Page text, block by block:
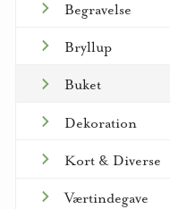
Begravelse
Bryllup
Buket
Dekoration
Kort & Diverse
Værtindegave